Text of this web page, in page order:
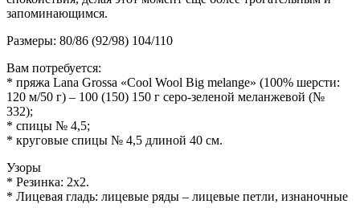
запоминающимся.
Размеры: 80/86 (92/98) 104/110
Вам потребуется:
* пряжа Lana Grossa «Cool Wool Big melange» (100% шерсти:
120 м/50 г) – 100 (150) 150 г серо-зеленой меланжевой (№
332);
* спицы № 4,5;
* круговые спицы № 4,5 длиной 40 см.
Узоры
* Резинка: 2х2.
* Лицевая гладь: лицевые ряды – лицевые петли, изнаночные